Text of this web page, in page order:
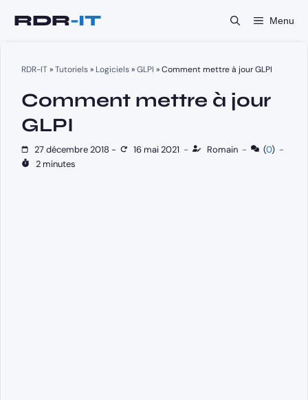
Menu
RDR-IT»Tutoriels» Logiciels»GLPI »Comment mettre à jour GLPI
Comment mettre à jour
GLPI
27 décembre 2018 - 16 mai 2021 - Romain - (0) -
2 minutes